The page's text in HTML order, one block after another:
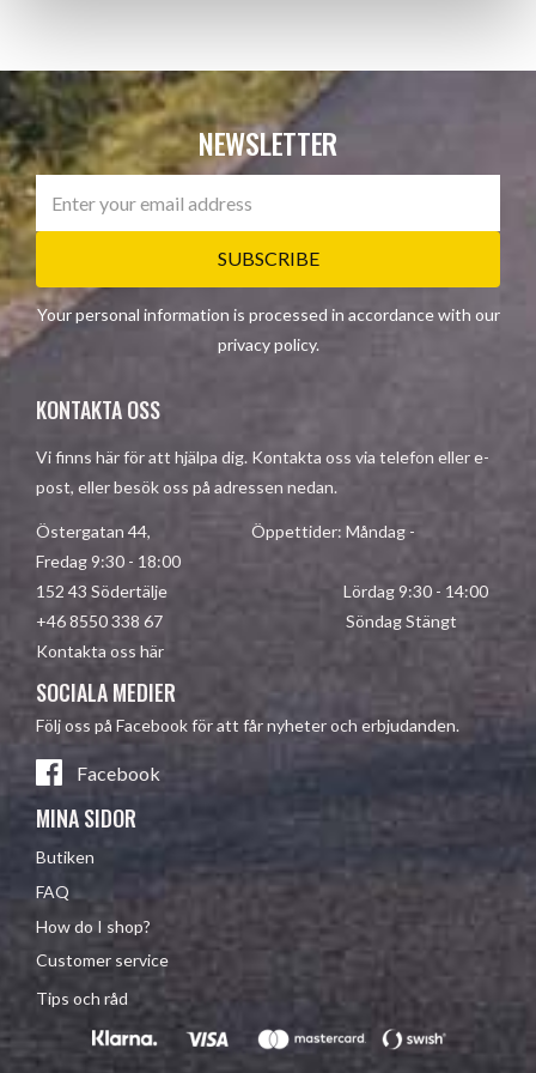
NEWSLETTER
SUBSCRIBE
Your personal information is processed in accordance with our
privacy policy.
KONTAKTA OSS
Vi finns här för att hjälpa dig. Kontakta oss via telefon eller e-
post, eller besök oss på adressen nedan.
Östergatan 44, Öppettider: Måndag -
Fredag 9:30 - 18:00
152 43 Södertälje Lördag 9:30 - 14:00
+46 8550 338 67 Söndag Stängt
Kontakta oss här
SOCIALA MEDIER
Följ oss på Facebook för att får nyheter och erbjudanden.
Facebook
MINA SIDOR
Butiken
FAQ
How do I shop?
Customer service
Tips och råd